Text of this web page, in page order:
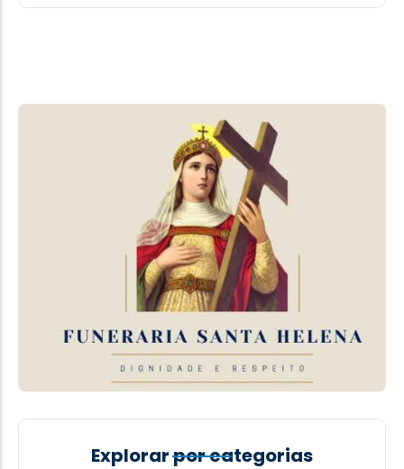
Explorar por categorias